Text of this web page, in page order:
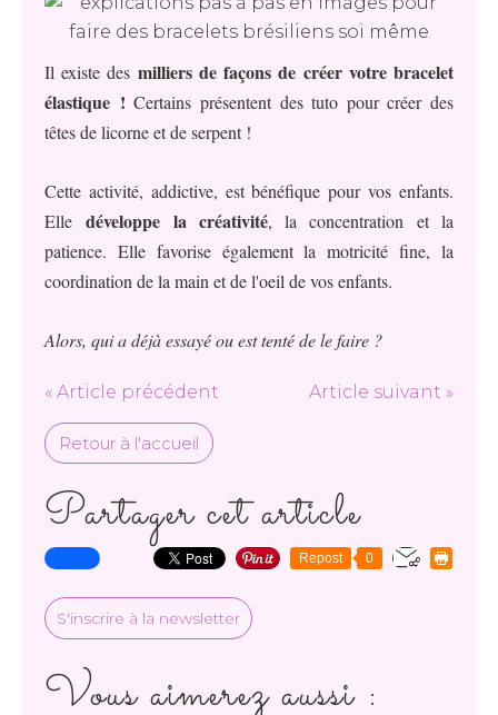
Il existe des milliers de façons de créer votre bracelet
élastique ! Certains présentent des tuto pour créer des
têtes de licorne et de serpent !
Cette activité, addictive, est bénéfique pour vos enfants.
Elledéveloppe la créativité, la concentration et la
patience. Elle favorise également la motricité fine, la
coordination de la main et de l'oeil de vos enfants.
Alors, qui a déjà essayé ou est tenté de le faire ?
« Article précédent Article suivant »
Retour à l'accueil
Partager cet article
Repost 0
S'inscrire à la newsletter
Vous aimerez aussi :